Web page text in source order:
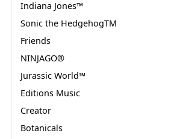
Indiana Jones™
Sonic the HedgehogTM
Friends
NINJAGO®
Jurassic World™
Editions Music
Creator
Botanicals